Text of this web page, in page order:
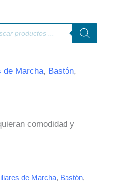
de Marcha, Bastón,
comodidad y
de Marcha, Bastón,